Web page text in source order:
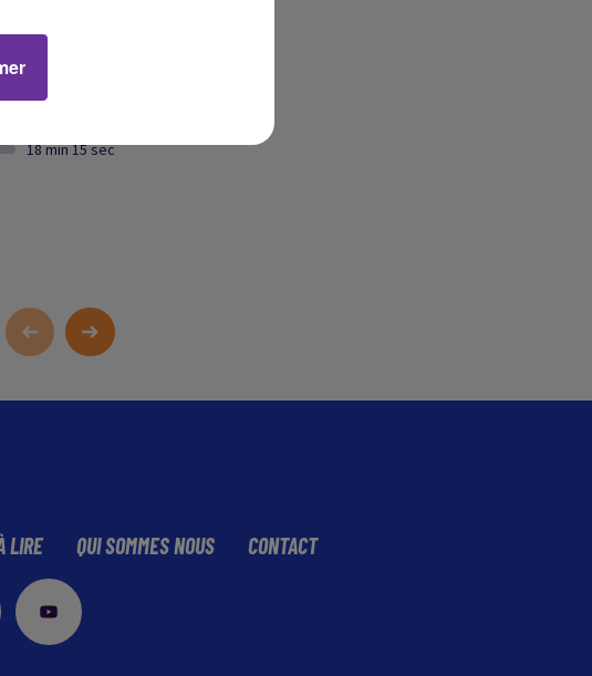
Parmi
18 min 15 sec
LIRE QUI SOMMES NOUS CONTACT